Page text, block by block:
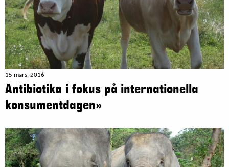
15 mars, 2016
Antibiotika i fokus på internationella
konsumentdagen»